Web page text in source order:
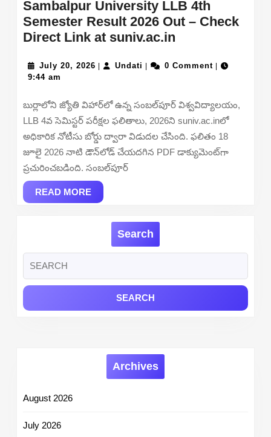
Sambalpur University LLB 4th
Semester Result 2026 Out – Check
Direct Link at suniv.ac.in
LLB
Semester
Result
2026
Out
July 20, 2026 July
| Undati Undati
| 0 Comment |
9:44 am
బుర్లాలోని జ్యోతి విహార్‌లో ఉన్న సంబల్‌పూర్ విశ్వవిద్యాలయం,
LLB 4వ సెమిస్టర్ పరీక్షల ఫలితాలు, 2026ని suniv.ac.inలో
అధికారిక నోటీసు బోర్డు ద్వారా విడుదల చేసింది. ఫలితం 18
జూలై 2026 నాటి డౌన్‌లోడ్ చేయదగిన PDF డాక్యుమెంట్‌గా
ప్రచురించబడింది. సంబల్‌పూర్
READ MOREREAD
MORE
Search
for:
Archives
August 2026
July 2026